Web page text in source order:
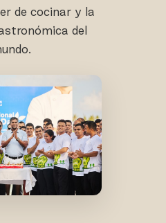
de cocinar y la
del